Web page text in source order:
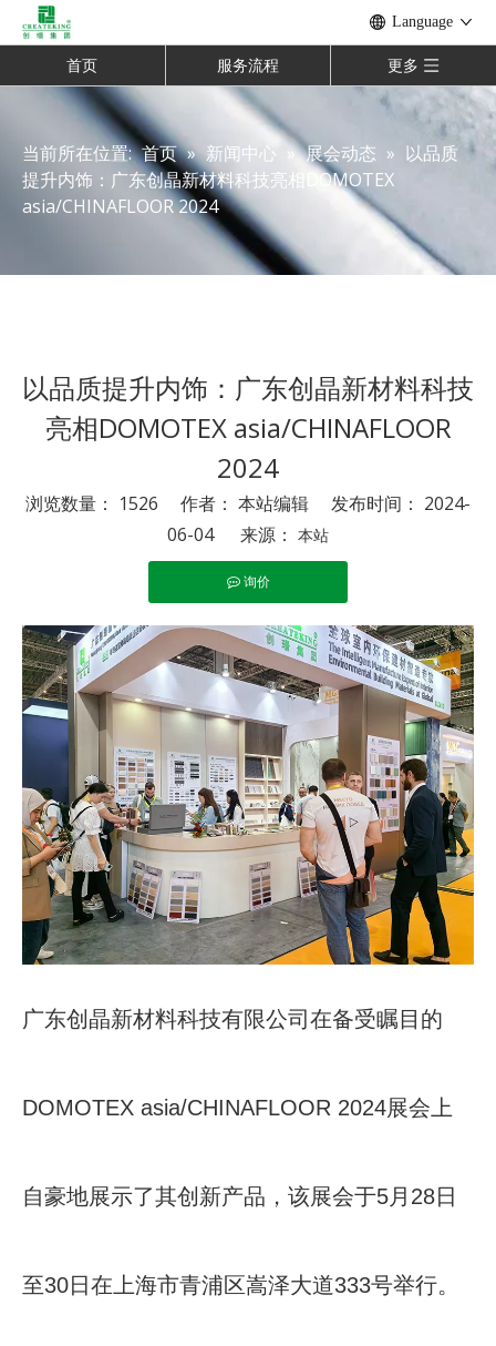
Language
首页 服务流程 更多
当前所在位置: 首页 » 新闻中心 » 展会动态 » 以品质
提升内饰：广东创晶新材料科技亮相DOMOTEX
asia/CHINAFLOOR 2024
以品质提升内饰：广东创晶新材料科技
亮相DOMOTEX asia/CHINAFLOOR
2024
浏览数量： 1526 作者： 本站编辑 发布时间： 2024-
06-04 来源： 本站
询价
广东创晶新材料科技有限公司在备受瞩目的
DOMOTEX asia/CHINAFLOOR 2024展会上
自豪地展示了其创新产品，该展会于5月28日
至30日在上海市青浦区嵩泽大道333号举行。